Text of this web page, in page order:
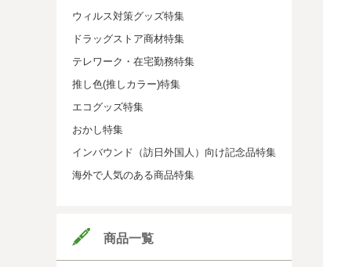
ウィルス対策グッズ特集
ドラッグストア商材特集
テレワーク・在宅勤務特集
推し色(推しカラー)特集
エコグッズ特集
おかし特集
インバウンド（訪日外国人）向け記念品特集
海外で人気のある商品特集
商品一覧